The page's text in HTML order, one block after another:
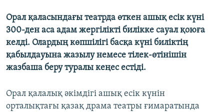
Орал қаласындағы театрда өткен ашық есік күні
300-ден аса адам жергілікті билікке сауал қоюға
келді. Олардың көпшілігі басқа күні биліктің
қабылдауына жазылу немесе тілек-өтінішін
жазбаша беру туралы кеңес естіді.
Орал қалалық әкімдігі ашық есік күнін
орталықтағы қазақ драма театры ғимаратында